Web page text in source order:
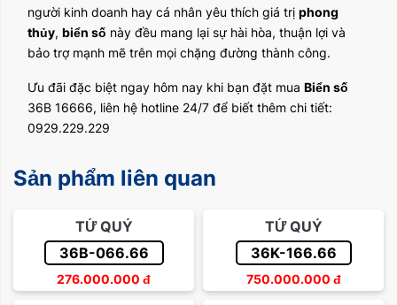
người kinh doanh hay cá nhân yêu thích giá trị phong
thủy, biển số này đều mang lại sự hài hòa, thuận lợi và
bảo trợ mạnh mẽ trên mọi chặng đường thành công.
Ưu đãi đặc biệt ngay hôm nay khi bạn đặt mua Biển số
36B 16666, liên hệ hotline 24/7 để biết thêm chi tiết:
0929.229.229
Sản phẩm liên quan
TỨ QUÝ
36B-066.66
276.000.000 đ
TỨ QUÝ
36K-166.66
750.000.000 đ